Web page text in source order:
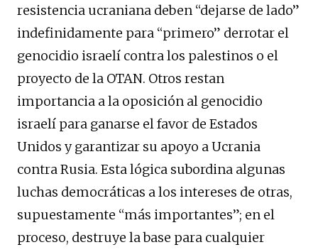
resistencia ucraniana deben “dejarse de lado”
indefinidamente para “primero” derrotar el
genocidio israelí contra los palestinos o el
proyecto de la OTAN. Otros restan
importancia a la oposición al genocidio
israelí para ganarse el favor de Estados
Unidos y garantizar su apoyo a Ucrania
contra Rusia. Esta lógica subordina algunas
luchas democráticas a los intereses de otras,
supuestamente “más importantes”; en el
proceso, destruye la base para cualquier